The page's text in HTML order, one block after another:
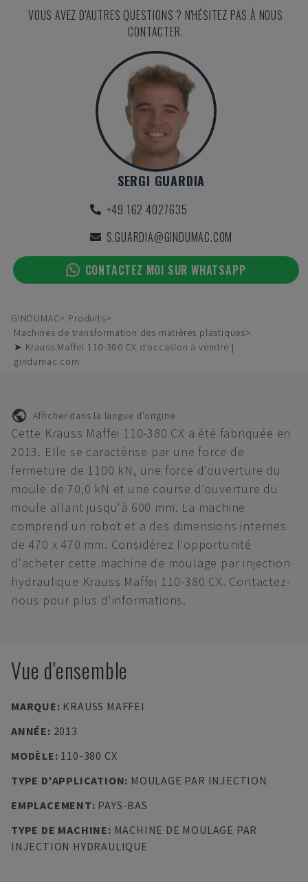
VOUS AVEZ D'AUTRES QUESTIONS ? N'HÉSITEZ PAS À NOUS
CONTACTER.
SERGI GUARDIA
+49 162 4027635
S.GUARDIA@GINDUMAC.COM
CONTACTEZ MOI SUR WHATSAPP
GINDUMAC
Produits
Machines de transformation des matières plastiques
➤ Krauss Maffei 110-380 CX d'occasion à vendre |
gindumac.com
Afficher dans la langue d'origine
Cette Krauss Maffei 110-380 CX a été fabriquée en
2013. Elle se caractérise par une force de
fermeture de 1100 kN, une force d'ouverture du
moule de 70,0 kN et une course d'ouverture du
moule allant jusqu'à 600 mm. La machine
comprend un robot et a des dimensions internes
de 470 x 470 mm. Considérez l'opportunité
d'acheter cette machine de moulage par injection
hydraulique Krauss Maffei 110-380 CX. Contactez-
nous pour plus d'informations.
Vue d'ensemble
MARQUE: KRAUSS MAFFEI
ANNÉE: 2013
MODÈLE: 110-380 CX
TYPE D'APPLICATION: MOULAGE PAR INJECTION
EMPLACEMENT: PAYS-BAS
TYPE DE MACHINE: MACHINE DE MOULAGE PAR
INJECTION HYDRAULIQUE